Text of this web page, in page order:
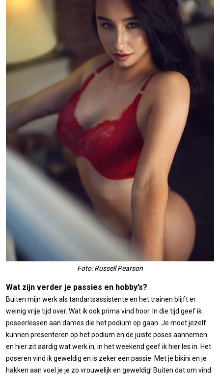
Foto: Russell Pearson
Wat zijn verder je passies en hobby’s?
Buiten mijn werk als tandartsassistente en het trainen blijft er
weinig vrije tijd over. Wat ik ook prima vind hoor. In die tijd geef ik
poseerlessen aan dames die het podium op gaan. Je moet jezelf
kunnen presenteren op het podium en de juiste poses aannemen
en hier zit aardig wat werk in, in het weekend geef ik hier les in. Het
poseren vind ik geweldig en is zeker een passie. Met je bikini en je
hakken aan voel je je zo vrouwelijk en geweldig! Buiten dat om vind